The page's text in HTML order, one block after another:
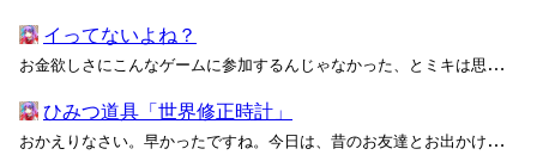
イってないよね？
お金欲しさにこんなゲームに参加するんじゃなかった、とミキは思った。「同時に絶頂しないと出られない部屋」なんて、
ひみつ道具「世界修正時計」
おかえりなさい。早かったですね。今日は、昔のお友達とお出かけって言ってませんでしたか？ あらあら、どうしちゃったんでしょう！ そんなに青ざめちゃって。 それ、昨日あなたにあげたひみつ道具ですよね。世界修正時計……失敗した会話を、時間ごと戻してやり直せる時計です。これがどうかし...